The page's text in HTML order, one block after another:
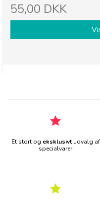
55,00 DKK
Et stort og eksklusivtudvalg af
specialvarer